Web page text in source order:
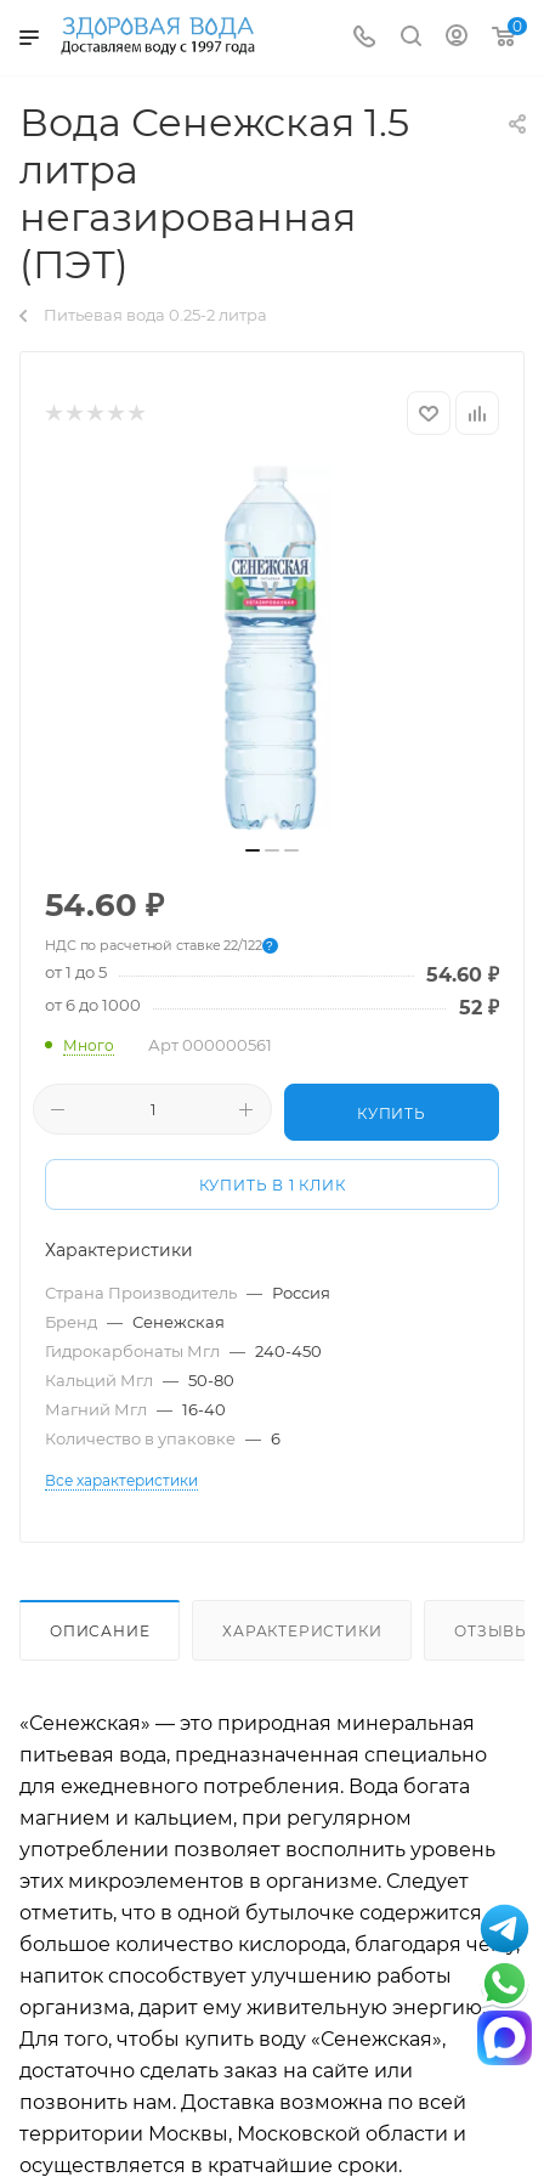
0
Вода Сенежская 1.5
литра
негазированная
(ПЭТ)
Питьевая вода 0.25-2 литра
54.60 ₽
НДС по расчетной ставке 22/122 ?
от 1 до 5 54.60 ₽
от 6 до 1000 52 ₽
Много Арт000000561
КУПИТЬ
КУПИТЬ В 1 КЛИК
Характеристики
Страна Производитель — Россия
Бренд — Сенежская
Гидрокарбонаты Мгл — 240-450
Кальций Мгл — 50-80
Магний Мгл — 16-40
Количество в упаковке — 6
Все характеристики
ОПИСАНИЕ ХАРАКТЕРИСТИКИ ОТЗЫВЫ
«Сенежская» — это природная минеральная
питьевая вода, предназначенная специально
для ежедневного потребления. Вода богата
магнием и кальцием, при регулярном
употреблении позволяет восполнить уровень
этих микроэлементов в организме. Следует
отметить, что в одной бутылочке содержится
большое количество кислорода, благодаря чему,
напиток способствует улучшению работы
организма, дарит ему живительную энергию.
Для того, чтобы купить воду «Сенежская»,
достаточно сделать заказ на сайте или
позвонить нам. Доставка возможна по всей
территории Москвы, Московской области и
осуществляется в кратчайшие сроки.